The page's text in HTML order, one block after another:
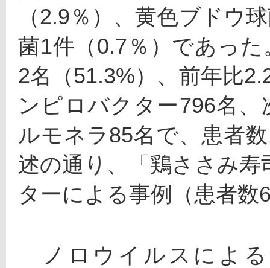
（2.9％）、黄色ブドウ
菌1件（0.7％）であっ
2名（51.3%）、前年比
ンピロバクター796名
ルモネラ85名で、患者
述の通り、「鶏ささみ
ターによる事例（患者数
ノロウイルスによる